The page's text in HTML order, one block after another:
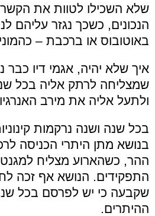
שלא השכילו לטוות את
הנכונים, כשכך נגזר עליהם
באוטובוס או ברכבת –
איך שלא יהיה, אגמי דיו
שמצליחה לרתק אליה בכל
ולתעל אליה את מירב
בכל שנה ושנה נרקמות
בנושא מתן היתרי הכניסה
ההר, כשהארוע מצליח
התפקידים. הנושא אף זכה
שקבעה כי יש לפרסם בכל
ההיתרים.